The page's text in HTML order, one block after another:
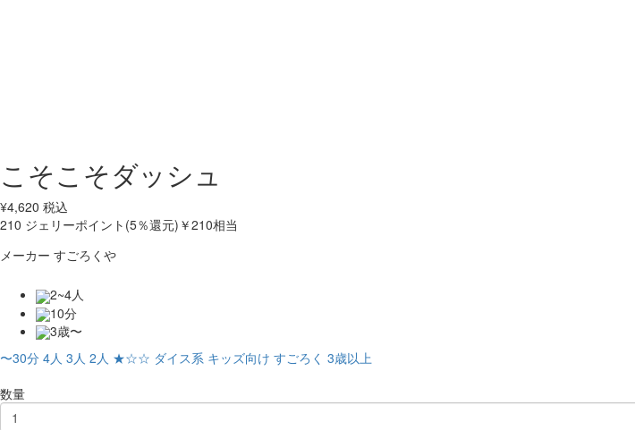
こそこそダッシュ
¥4,620 税込
210 ジェリーポイント(5％還元) ￥210相当
メーカー すごろくや
2~4人
10分
3歳〜
〜30分 4人 3人 2人 ★☆☆ ダイス系 キッズ向け すごろく 3歳以上
数量